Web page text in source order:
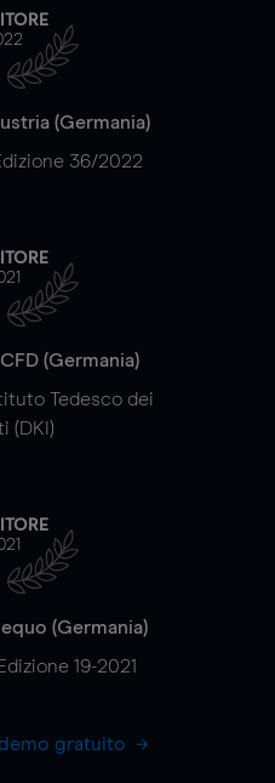
(Germania)
36/2022
(Germania)
Tedesco dei
(DKI)
(Germania)
19-2021
gratuito